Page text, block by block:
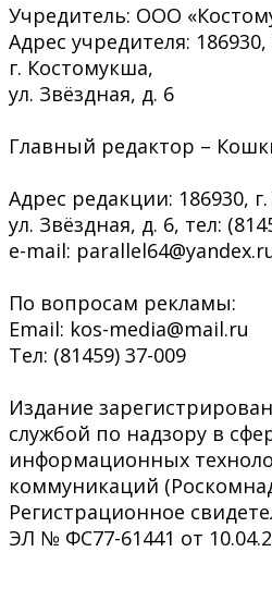
Учредитель: ООО
Адрес учредителя:
г. Костомукша,
ул. Звёздная, д. 6
Главный редактор –
Адрес редакции: 186930,
ул. Звёздная, д. 6, тел:
e-mail:
По вопросам рекламы:
Email: kos-media@mail.ru
Тел: (81459) 37-009
Издание
службой по надзору в
информационных
коммуникаций
Регистрационное
ЭЛ № ФС77-61441 от